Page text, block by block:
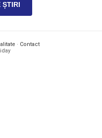
ȘTIRI
· Contact